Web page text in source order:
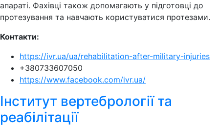
апараті. Фахівці також допомагають у підготовці до
протезування та навчають користуватися протезами.
Контакти:
https://ivr.ua/ua/rehabilitation-after-military-injuries
+38‎0733607050
https://www.facebook.com/ivr.ua/
Інститут вертебрології та
реабілітації